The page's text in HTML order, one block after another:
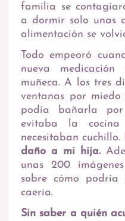
familia se
a dormir solo unas
alimentación se
Todo empeoró
nueva
muñeca. A los tres
ventanas por
podía bañarla
evitaba la
necesitaban cuchillo.
daño a mi hija.
unas 200
sobre cómo
caería.
Sin saber a quién